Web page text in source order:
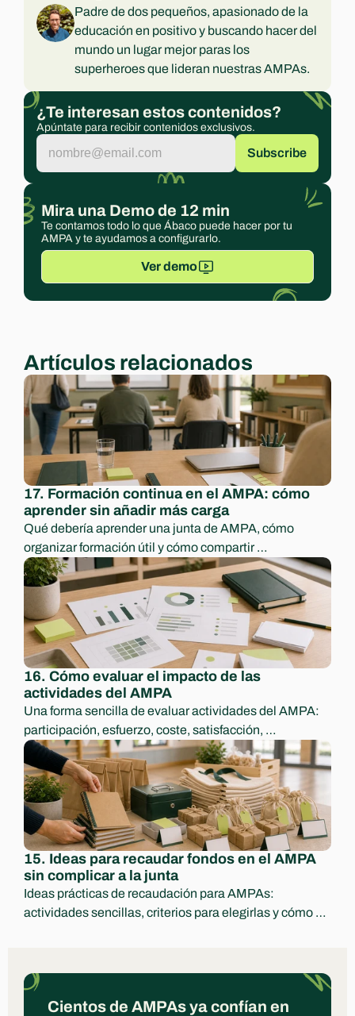
Padre de dos pequeños, apasionado de la
educación en positivo y buscando hacer del
mundo un lugar mejor paras los
superheroes que lideran nuestras AMPAs.
¿Te interesan estos contenidos?
Apúntate para recibir contenidos exclusivos.
Mira una Demo de 12 min
Te contamos todo lo que Ábaco puede hacer por tu
AMPA y te ayudamos a configurarlo.
Ver demo
Cientos de AMPAs ya confían en
Artículos relacionados
17. Formación continua en el AMPA: cómo
aprender sin añadir más carga
Qué debería aprender una junta de AMPA, cómo
organizar formación útil y cómo compartir
conocimiento para no depender de una sola persona.
16. Cómo evaluar el impacto de las
actividades del AMPA
Una forma sencilla de evaluar actividades del AMPA:
participación, esfuerzo, coste, satisfacción,
aprendizajes y decisiones para el curso siguiente.
15. Ideas para recaudar fondos en el AMPA
sin complicar a la junta
Ideas prácticas de recaudación para AMPAs:
actividades sencillas, criterios para elegirlas y cómo